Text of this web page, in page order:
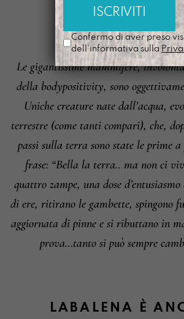
Informazioni su cambi e resi
LABALENAÈ
Le gigantissime mammifere,
della bodypositivity, sono
Uniche creature nate dall’acqua,
terrestre (come tanti compari), che,
passi sulla terra sono state le prime
frase: “Bella la terra.. ma non ci
quattro zampe, una dose
di ere, ritirano le gambette, spingono
aggiornata di pinne e si ributtano in
prova…tanto si può sempre
LABALENA È
Confermo di aver preso
dell'informativa sulla